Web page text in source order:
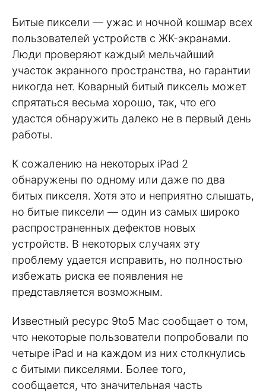
Битые пиксели — ужас и ночной кошмар всех
пользователей устройств с ЖК-экранами.
Люди проверяют каждый мельчайший
участок экранного пространства, но гарантии
никогда нет. Коварный битый пиксель может
спрятаться весьма хорошо, так, что его
удастся обнаружить далеко не в первый день
работы.
К сожалению на некоторых iPad 2
обнаружены по одному или даже по два
битых пикселя. Хотя это и неприятно слышать,
но битые пиксели — один из самых широко
распространенных дефектов новых
устройств. В некоторых случаях эту
проблему удается исправить, но полностью
избежать риска ее появления не
представляется возможным.
Известный ресурс 9to5 Mac сообщает о том,
что некоторые пользователи попробовали по
четыре iPad и на каждом из них столкнулись
с битыми пикселями. Более того,
сообщается, что значительная часть